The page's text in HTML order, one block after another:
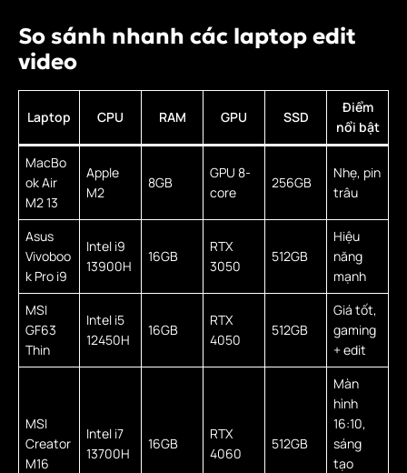
So sánh nhanh các laptop edit
video
Laptop CPU RAM GPU SSD
Điểm
nổi bật
MacBo
ok Air
M2 13
Apple
M2
8GB
GPU 8-
core
256GB
Nhẹ, pin
trâu
Asus
Vivoboo
k Pro i9
Intel i9
13900H
16GB
RTX
3050
512GB
Hiệu
năng
mạnh
MSI
GF63
Thin
Intel i5
12450H
16GB
RTX
4050
512GB
Giá tốt,
gaming
+ edit
MSI
Creator
M16
Intel i7
13700H
16GB
RTX
4060
512GB
Màn
hình
16:10,
sáng
tạo